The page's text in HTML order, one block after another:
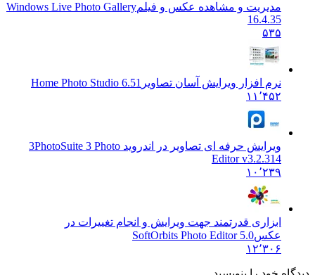
مدیریت و مشاهده عکس و فیلمWindows Live Photo Gallery
16.4.35
نرم افزار ویرایش آسان تصاویرHome Photo Studio 6.51
۱۱٬۴۵۲
ویرایش حرفه ای تصاویر در اندروید 3PhotoSuite 3 Photo
Editor v3.2.314
۱۰٬۲۳۹
ابزاری قدرتمند جهت ویرایش و انجام تغییرات در
عکسSoftOrbits Photo Editor 5.0
۱۲٬۳۰۶